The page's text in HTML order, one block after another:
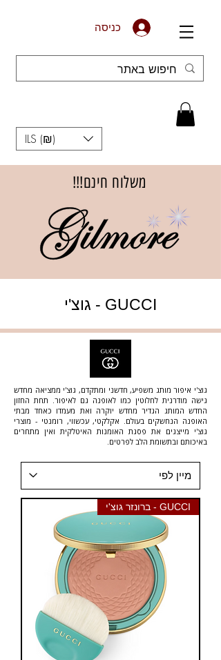
כניסה
ILS (₪)
משלוח חינם!!!
גוצ'י - GUCCI
גוצ'י איפור מותג משפיע, חדשני ומתקדם, גוצ'י ממציאה מחדש
גישה מודרנית לחלוטין כמו לאופנה גם לאיפור. תחת החזון
החדש המותג הגדיר מחדש יוקרה ואת מעמדו כאחד מבתי
האופנה הנחשקים בעולם. אקלקטי, עכשווי, רומנטי - מוצרי
גוצ'י מייצגים את פסגת האומנות האיטלקית ואין מתחרים
באיכותם ובתשומת הלב לפרטים.
GUCCI - ברונזר גוצ'י